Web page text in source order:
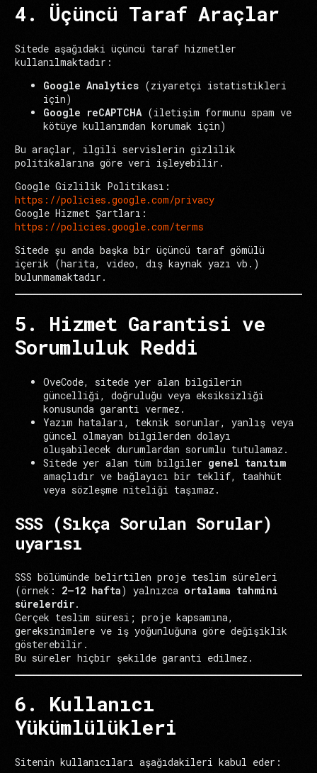
4. Üçüncü Taraf Araçlar
Sitede aşağıdaki üçüncü taraf hizmetler
kullanılmaktadır:
Google Analytics(ziyaretçi istatistikleri
için)
Google reCAPTCHA(iletişim formunu spam ve
kötüye kullanımdan korumak için)
Bu araçlar, ilgili servislerin gizlilik
politikalarına göre veri işleyebilir.
Google Gizlilik Politikası:
https://policies.google.com/privacy
Google Hizmet Şartları:
https://policies.google.com/terms
Sitede şu anda başka bir üçüncü taraf gömülü
içerik (harita, video, dış kaynak yazı vb.)
bulunmamaktadır.
5. Hizmet Garantisi ve
Sorumluluk Reddi
OveCode, sitede yer alan bilgilerin
güncelliği, doğruluğu veya eksiksizliği
konusunda garanti vermez.
Yazım hataları, teknik sorunlar, yanlış veya
güncel olmayan bilgilerden dolayı
oluşabilecek durumlardan sorumlu tutulamaz.
Sitede yer alan tüm bilgiler genel tanıtım
amaçlıdır ve bağlayıcı bir teklif, taahhüt
veya sözleşme niteliği taşımaz.
SSS (Sıkça Sorulan Sorular)
uyarısı
SSS bölümünde belirtilen proje teslim süreleri
(örnek: 2–12 hafta) yalnızca ortalama tahmini
sürelerdir.
Gerçek teslim süresi; proje kapsamına,
gereksinimlere ve iş yoğunluğuna göre değişiklik
gösterebilir.
Bu süreler hiçbir şekilde garanti edilmez.
6. Kullanıcı
Yükümlülükleri
Sitenin kullanıcıları aşağıdakileri kabul eder: